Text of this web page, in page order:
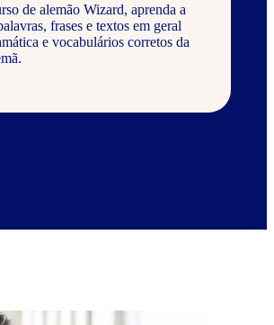
de alemão Wizard, aprenda a
frases e textos em geral
e vocabulários corretos da